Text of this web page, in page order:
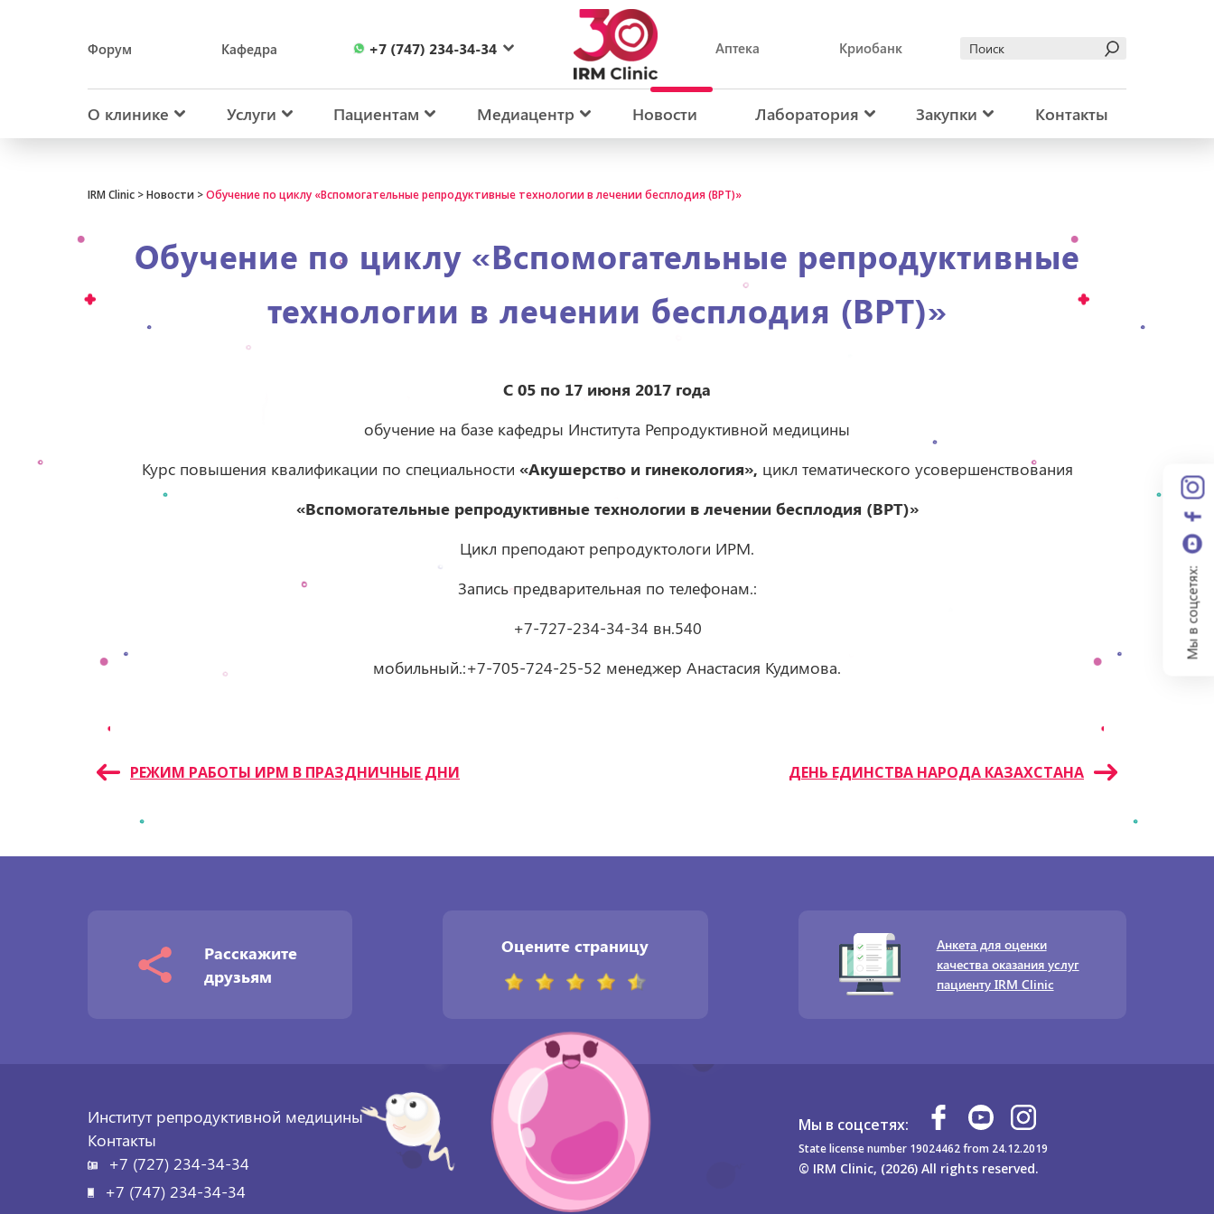
Форум Кафедра
+7 (747) 234-34-34
Аптека Криобанк
О клинике Услуги Пациентам Медиацентр Новости Лаборатория Закупки Контакты
IRM Clinic >Новости >Обучение по циклу «Вспомогательные репродуктивные технологии в лечении бесплодия (ВРТ)»
Обучение по циклу «Вспомогательные репродуктивные
технологии в лечении бесплодия (ВРТ)»
С 05 по 17 июня 2017 года
обучение на базе кафедры Института Репродуктивной медицины
Курс повышения квалификации по специальности «Акушерство и гинекология», цикл тематического усовершенствования
«Вспомогательные репродуктивные технологии в лечении бесплодия (ВРТ)»
Цикл преподают репродуктологи ИРМ.
Запись предварительная по телефонам.:
+7-727-234-34-34 вн.540
мобильный.:+7-705-724-25-52 менеджер Анастасия Кудимова.
Навигация
записям
ДЕНЬ ЕДИНСТВА НАРОДА КАЗАХСТАНА
РЕЖИМ РАБОТЫ ИРМ В ПРАЗДНИЧНЫЕ ДНИ
Расскажите
друзьям
Оцените страницу
Анкета для оценки
качества оказания услуг
пациенту IRM Clinic
Институт репродуктивной медицины
Контакты
+7 (727) 234-34-34
+7 (747) 234-34-34
Мы в соцсетях:
State license number 19024462 from 24.12.2019
© IRM Clinic, (2026) All rights reserved.
Мы в соцсетях: